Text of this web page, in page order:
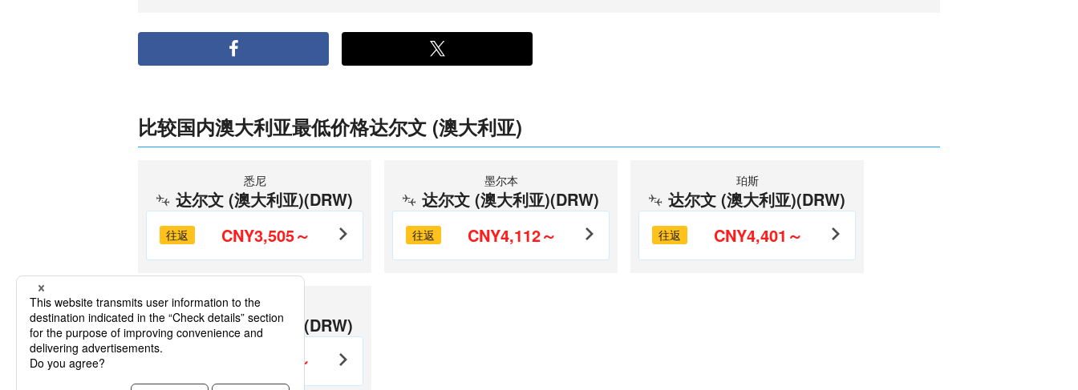
比较国内澳大利亚最低价格达尔文 (澳大利亚)
悉尼
达尔文 (澳大利亚)(DRW)
往返 CNY3,505～
墨尔本
达尔文 (澳大利亚)(DRW)
往返 CNY4,112～
珀斯
达尔文 (澳大利亚)(DRW)
往返 CNY4,401～
布里斯班
达尔文 (澳大利亚)(DRW)
CNY4,443～